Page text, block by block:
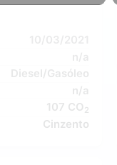
Diesel/Gasóleo
n/a
107 CO 2
Cinzento